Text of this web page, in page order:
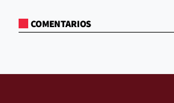
COMENTARIOS